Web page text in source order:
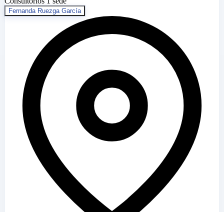
Fernanda Ruezga García